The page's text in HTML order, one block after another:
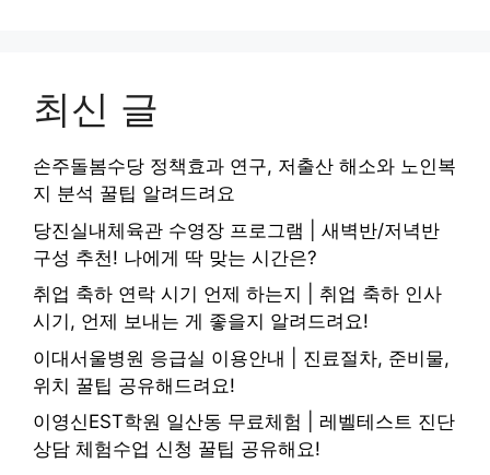
최신 글
손주돌봄수당 정책효과 연구, 저출산 해소와 노인복
지 분석 꿀팁 알려드려요
당진실내체육관 수영장 프로그램 | 새벽반/저녁반
구성 추천! 나에게 딱 맞는 시간은?
취업 축하 연락 시기 언제 하는지 | 취업 축하 인사
시기, 언제 보내는 게 좋을지 알려드려요!
이대서울병원 응급실 이용안내 | 진료절차, 준비물,
위치 꿀팁 공유해드려요!
이영신EST학원 일산동 무료체험 | 레벨테스트 진단
상담 체험수업 신청 꿀팁 공유해요!